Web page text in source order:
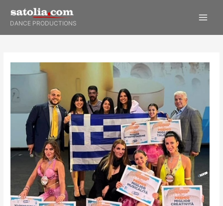
content
DANCE PRODUCTIONS